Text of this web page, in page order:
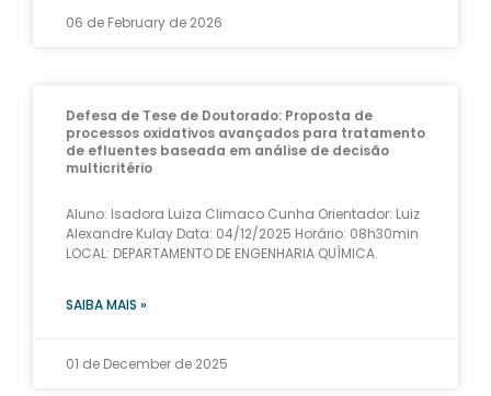
06 de February de 2026
Defesa de Tese de Doutorado: Proposta de
processos oxidativos avançados para tratamento
de efluentes baseada em análise de decisão
multicritério
Aluno: Isadora Luiza Climaco Cunha Orientador: Luiz
Alexandre Kulay Data: 04/12/2025 Horário: 08h30min
LOCAL: DEPARTAMENTO DE ENGENHARIA QUÍMICA.
SAIBA MAIS »
01 de December de 2025